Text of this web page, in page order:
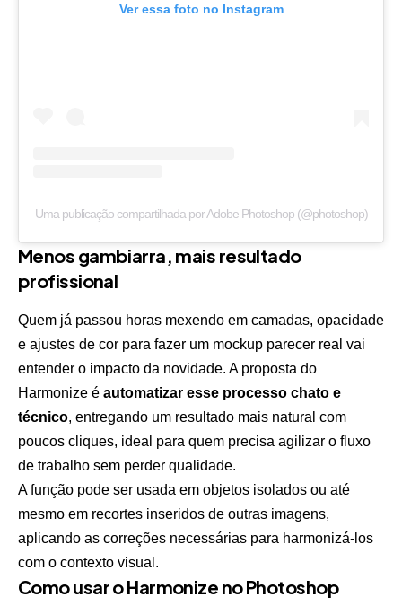
Ver essa foto no Instagram
Uma publicação compartilhada por Adobe Photoshop (@photoshop)
Menos gambiarra, mais resultado
profissional
Quem já passou horas mexendo em camadas, opacidade
e ajustes de cor para fazer um mockup parecer real vai
entender o impacto da novidade. A proposta do
Harmonize é automatizar esse processo chato e
técnico, entregando um resultado mais natural com
poucos cliques, ideal para quem precisa agilizar o fluxo
de trabalho sem perder qualidade.
A função pode ser usada em objetos isolados ou até
mesmo em recortes inseridos de outras imagens,
aplicando as correções necessárias para harmonizá-los
com o contexto visual.
Como usar o Harmonize no Photoshop